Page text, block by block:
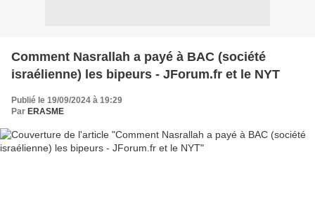
Comment Nasrallah a payé à BAC (société
israélienne) les bipeurs - JForum.fr et le NYT
Publié le 19/09/2024 à 19:29
Par ERASME